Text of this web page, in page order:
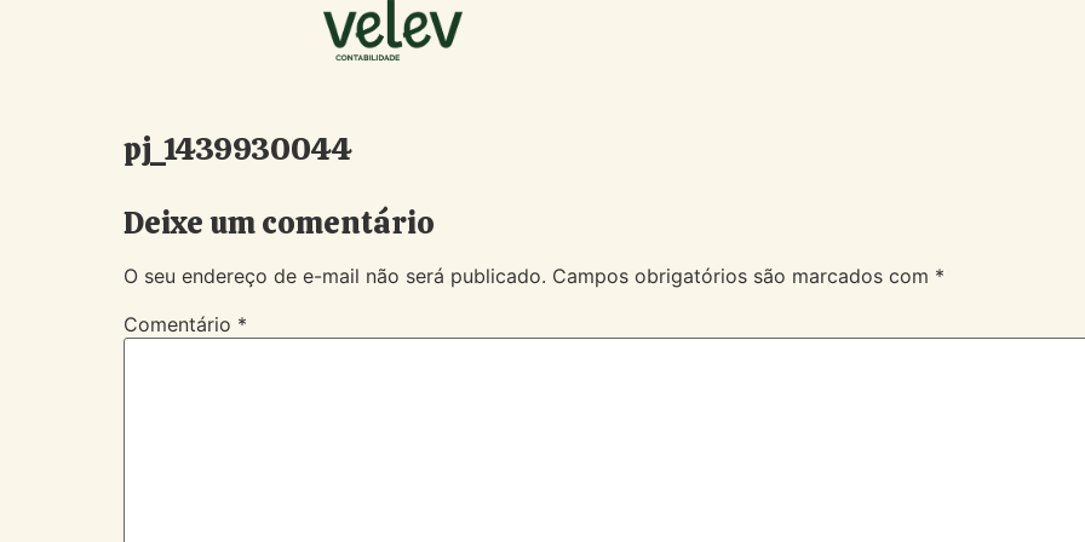
pj_1439930044
Deixe um comentário
O seu endereço de e-mail não será publicado. Campos obrigatórios são marcados com *
Comentário *